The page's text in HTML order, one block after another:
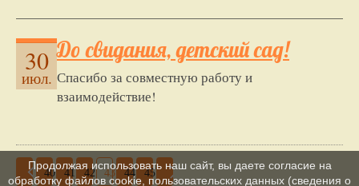
30
июл.
До свидания, детский сад!
Спасибо за совместную работу и
взаимодействие!
40 41 42 43 44 45
Продолжая использовать наш сайт, вы даете согласие на
обработку файлов cookie, пользовательских данных (сведения о